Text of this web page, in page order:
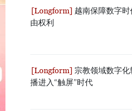
越南保障数字
由权利
宗教领域数字
播进入“触屏”时代